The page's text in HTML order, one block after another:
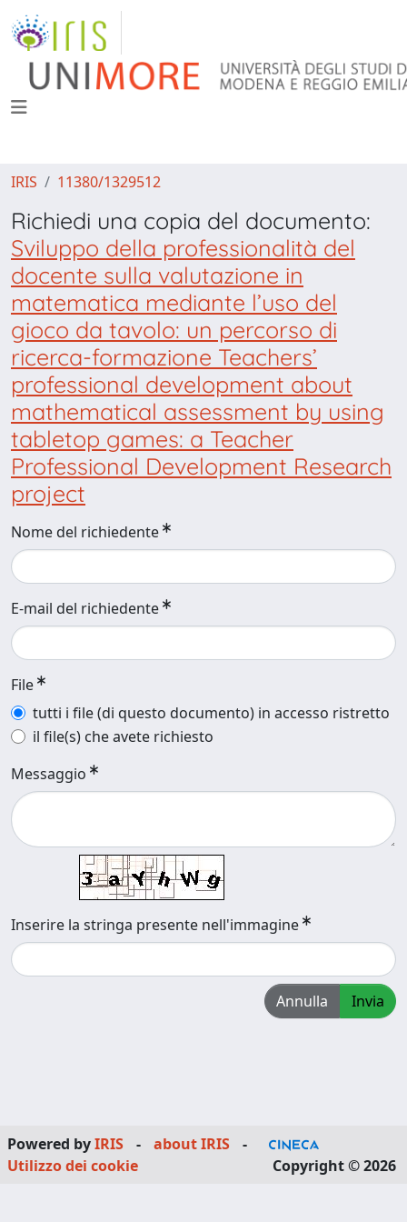
IRIS 11380/1329512
Richiedi una copia del documento:
Sviluppo della professionalità del
docente sulla valutazione in
matematica mediante l’uso del
gioco da tavolo: un percorso di
ricerca-formazione Teachers’
professional development about
mathematical assessment by using
tabletop games: a Teacher
Professional Development Research
project
Nome del richiedente
E-mail del richiedente
File
tutti i file (di questo documento) in accesso ristretto
il file(s) che avete richiesto
Messaggio
Inserire la stringa presente nell'immagine
Annulla Invia
Powered byIRIS - about IRIS
-
Utilizzo dei cookie
Copyright © 2026